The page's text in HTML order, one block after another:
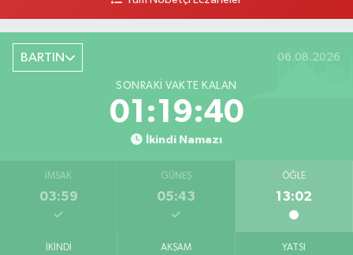
BARTIN 06.08.2026
SONRAKI VAKTE KALAN
01:19:39
İkindi Namazı
İMSAK
03:59
GÜNEŞ
05:43
ÖĞLE
13:02
İKINDI AKŞAM YATSI